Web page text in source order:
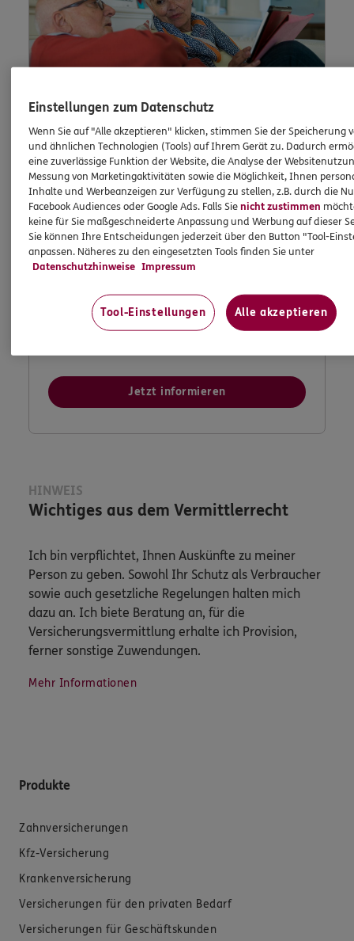
Lob und
Beschwerde
Waren Sie unzufrieden mit uns oder möchten
Sie uns loben? Dann können Sie uns Ihre
Meinung hier mitteilen.
Jetzt informieren
HINWEIS
Wichtiges aus dem Vermittlerrecht
Ich bin verpflichtet, Ihnen Auskünfte zu meiner
Person zu geben. Sowohl Ihr Schutz als Verbraucher
sowie auch gesetzliche Regelungen halten mich
dazu an. Ich biete Beratung an, für die
Versicherungsvermittlung erhalte ich Provision,
ferner sonstige Zuwendungen.
Mehr Informationen
Produkte
Zahnversicherungen
Kfz-Versicherung
Krankenversicherung
Versicherungen für den privaten Bedarf
Versicherungen für Geschäftskunden
Einstellungen zum Datenschutz
Wenn Sie auf "Alle akzeptieren" klicken, stimmen Sie der Speicherung
und ähnlichen Technologien (Tools) auf Ihrem Gerät zu. Dadurch
eine zuverlässige Funktion der Website, die Analyse der
Messung von Marketingaktivitäten sowie die Möglichkeit, Ihnen
Inhalte und Werbeanzeigen zur Verfügung zu stellen, z.B. durch die
Facebook Audiences oder Google Ads. Falls Sienicht zustimmen
keine für Sie maßgeschneiderte Anpassung und Werbung auf dieser
Sie können Ihre Entscheidungen jederzeit über den Button "Tool-
anpassen. Näheres zu den eingesetzten Tools finden Sie unter
Datenschutzhinweise Impressum
Tool-Einstellungen Alle akzeptieren